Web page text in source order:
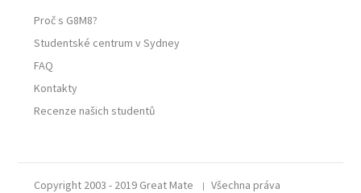
Proč s G8M8?
Studentské centrum v Sydney
FAQ
Kontakty
Recenze našich studentů
Copyright 2003 - 2019 Great Mate |
Všechna práva